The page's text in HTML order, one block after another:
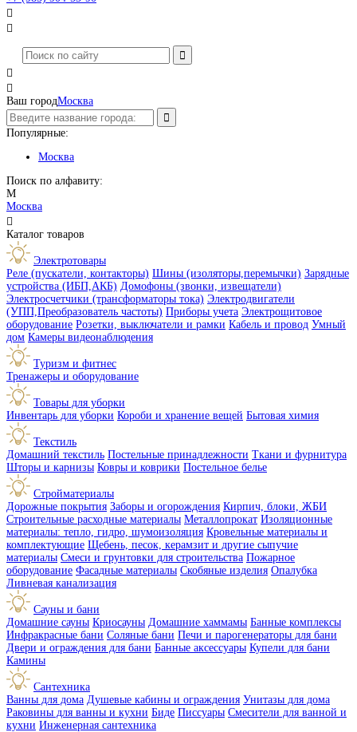




Ваш городМосква
Популярные:
Москва
Поиск по алфавиту:
М
Москва

Каталог товаров
Электротовары
Реле (пускатели, контакторы) Шины (изоляторы,перемычки) Зарядные
устройства (ИБП,АКБ) Домофоны (звонки, извещатели)
Электросчетчики (трансформаторы тока) Электродвигатели
(УПП,Преобразователь частоты) Приборы учета Электрощитовое
оборудование Розетки, выключатели и рамки Кабель и провод Умный
дом Камеры видеонаблюдения
Туризм и фитнес
Тренажеры и оборудование
Товары для уборки
Инвентарь для уборки Короби и хранение вещей Бытовая химия
Текстиль
Домашний текстиль Постельные принадлежности Ткани и фурнитура
Шторы и карнизы Ковры и коврики Постельное белье
Стройматериалы
Дорожные покрытия Заборы и огорождения Кирпич, блоки, ЖБИ
Строительные расходные материалы Металлопрокат Изоляционные
материалы: тепло, гидро, шумоизоляция Кровельные материалы и
комплектующие Щебень, песок, керамзит и другие сыпучие
материалы Смеси и грунтовки для строительства Пожарное
оборудование Фасадные материалы Скобяные изделия Опалубка
Ливневая канализация
Сауны и бани
Домашние сауны Криосауны Домашние хаммамы Банные комплексы
Инфракрасные бани Соляные бани Печи и парогенераторы для бани
Двери и ограждения для бани Банные аксессуары Купели для бани
Камины
Сантехника
Ванны для дома Душевые кабины и ограждения Унитазы для дома
Раковины для ванны и кухни Биде Писсуары Смесители для ванной и
кухни Инженерная сантехника